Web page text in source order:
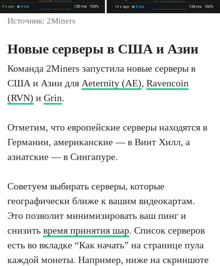
Источник: 2Miners
Новые серверы в США и Азии
Команда 2Miners запустила новые серверы в
США и Азии для Aeternity (AE), Ravencoin
(RVN) и Grin.
Отметим, что европейские серверы находятся в
Германии, американские — в Винт Хилл, а
азиатские — в Сингапуре.
Советуем выбирать серверы, которые
географически ближе к вашим видеокартам.
Это позволит минимизировать ваш пинг и
снизить время принятия шар. Список серверов
есть во вкладке “Как начать” на странице пула
каждой монеты. Например, ниже на скриншоте